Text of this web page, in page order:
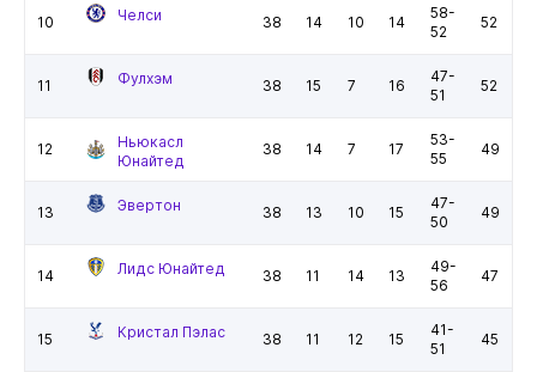
10 Челси 38 14 10 14
58-
52
52
11 Фулхэм 38 15 7 16
47-
51
52
12
Ньюкасл
Юнайтед
38 14 7 17
53-
55
49
13 Эвертон 38 13 10 15
47-
50
49
14 Лидс Юнайтед 38 11 14 13
49-
56
47
15 Кристал Пэлас 38 11 12 15
41-
51
45